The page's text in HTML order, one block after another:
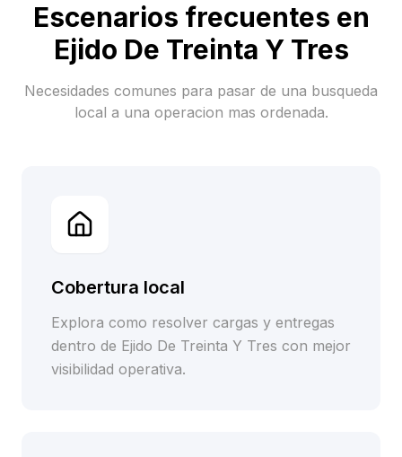
Escenarios frecuentes en
Ejido De Treinta Y Tres
Necesidades comunes para pasar de una busqueda
local a una operacion mas ordenada.
Cobertura local
Explora como resolver cargas y entregas
dentro de Ejido De Treinta Y Tres con mejor
visibilidad operativa.